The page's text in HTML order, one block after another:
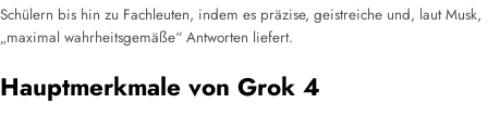
Schülern bis hin zu Fachleuten, indem es präzise, geistreiche und, laut Musk,
„maximal wahrheitsgemäße“ Antworten liefert.
Hauptmerkmale von Grok 4